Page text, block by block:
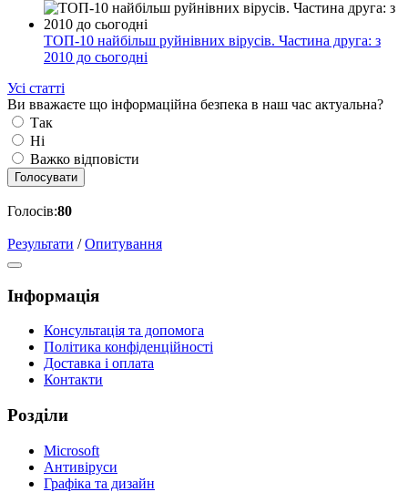
ТОП-10 найбільш руйнівних вірусів. Частина друга: з
2010 до сьогодні
Усі статті
Ви вважаєте що інформаційна безпека в наш час актуальна?
Так
Ні
Важко відповісти
Голосувати
Голосів:80
Результати /Опитування
Інформація
Консультація та допомога
Політика конфіденційності
Доставка і оплата
Контакти
Розділи
Microsoft
Антивіруси
Графіка та дизайн